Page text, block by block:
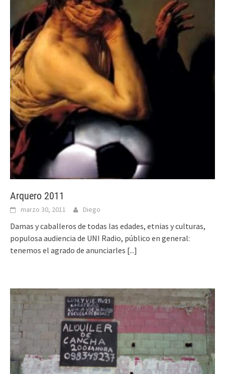
Arquero 2011
marzo 30, 2011 Diego
Damas y caballeros de todas las edades, etnias y culturas,
populosa audiencia de UNI Radio, público en general:
tenemos el agrado de anunciarles [...]